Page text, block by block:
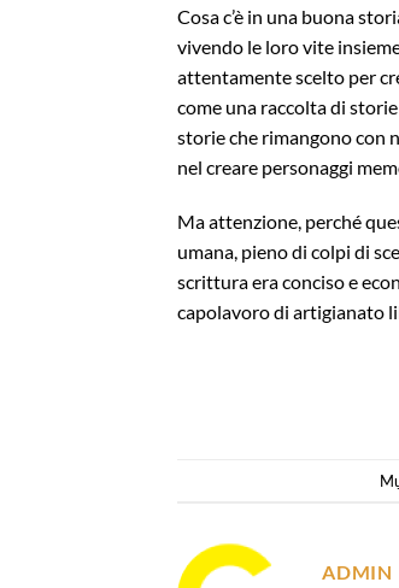
Cosa c’è in una buona
vivendo le loro vite
attentamente scelto per
come una raccolta di
storie che rimangono con
nel creare personaggi
Ma attenzione, perché
umana, pieno di colpi di
scrittura era conciso e
capolavoro di artigianato
ADMIN